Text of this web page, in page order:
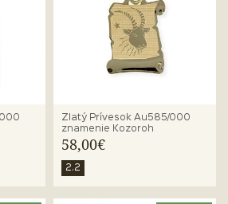
Zlatý Prívesok Au585/000
znamenie Kozoroh
58,00€
2.2